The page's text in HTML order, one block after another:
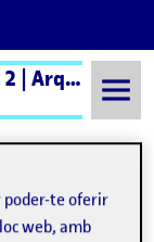
Arq. de la informació – Aula 2 | Arq. de la Información – Aula 2
poder-te oferir
web, amb